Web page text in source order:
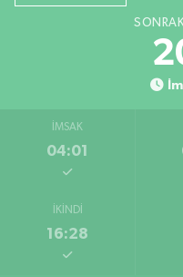
İMSAK
04:01
İKINDI
16:28